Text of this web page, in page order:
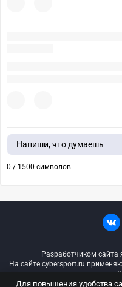
Напиши, что думаешь
0 / 1500 символов
Разработчиком
На сайте cybersport.ru
Для повышения удобства